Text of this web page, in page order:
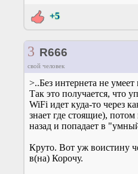
+5
3 R666
свой человек
>..Без интернета не умеет
Так это получается, что
WiFi идет куда-то через
знает где стоящие),
назад и попадает в
Круто. Вот уж воистину
в(на) Корочу.